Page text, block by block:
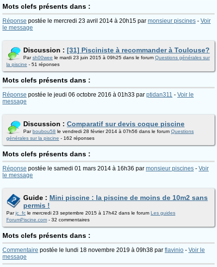
Mots clefs présents dans :
Réponse postée le mercredi 23 avril 2014 à 20h15 par monsieur piscines - Voir
le message
Discussion : [31] Pisciniste à recommander à Toulouse?
Parsh00wee le mardi 23 juin 2015 à 09h25 dans le forum Questions générales sur
la piscine - 51 réponses
Mots clefs présents dans :
Réponse postée le jeudi 06 octobre 2016 à 01h33 par ptidan311 - Voir le
message
Discussion : Comparatif sur devis coque piscine
Parboubou58 le vendredi 28 février 2014 à 07h56 dans le forum Questions
générales sur la piscine - 162 réponses
Mots clefs présents dans :
Réponse postée le samedi 01 mars 2014 à 16h36 par monsieur piscines - Voir
le message
Guide : Mini piscine : la piscine de moins de 10m2 sans
permis !
Parjc_fc le mercredi 23 septembre 2015 à 17h42 dans le forum Les guides
ForumPiscine.com - 32 commentaires
Mots clefs présents dans :
Commentaire postée le lundi 18 novembre 2019 à 09h38 par flavinio - Voir le
message